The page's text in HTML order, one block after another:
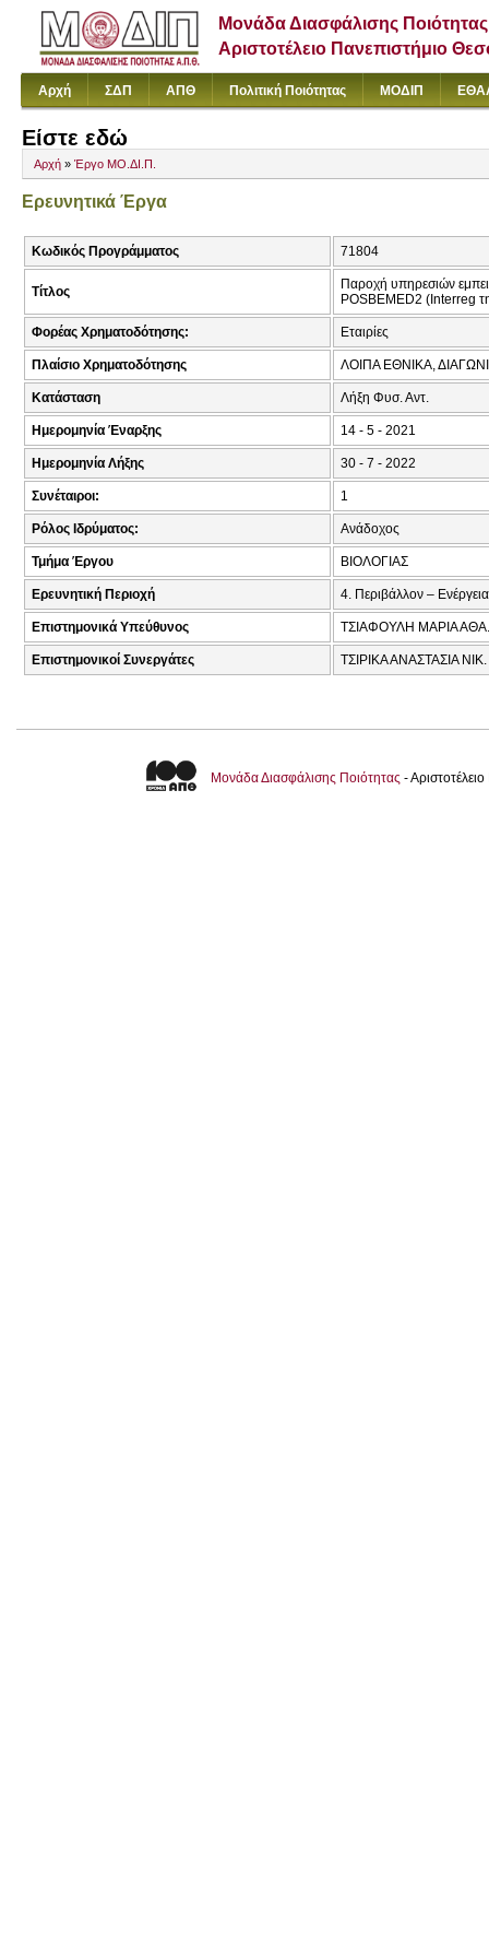
Μονάδα Διασφάλισης Ποιότητας
Αριστοτέλειο Πανεπιστήμιο
Αρχή ΣΔΠ ΑΠΘ Πολιτική Ποιότητας ΜΟΔΙΠ
Είστε εδώ
Αρχή » Έργο ΜΟ.ΔΙ.Π.
Ερευνητικά Έργα
Κωδικός Προγράμματος 71804
Τίτλος
Παροχή υπηρεσιών
POSBEMED2 (Interreg
Φορέας Χρηματοδότησης: Εταιρίες
Πλαίσιο Χρηματοδότησης ΛΟΙΠΑ ΕΘΝΙΚΑ,
Κατάσταση Λήξη Φυσ. Αντ.
Ημερομηνία Έναρξης 14 - 5 - 2021
Ημερομηνία Λήξης 30 - 7 - 2022
Συνέταιροι: 1
Ρόλος Ιδρύματος: Ανάδοχος
Τμήμα Έργου ΒΙΟΛΟΓΙΑΣ
Ερευνητική Περιοχή 4. Περιβάλλον – Ενέργεια
Επιστημονικά Υπεύθυνος ΤΣΙΑΦΟΥΛΗ ΜΑΡΙΑ ΑΘΑ.
Επιστημονικοί Συνεργάτες ΤΣΙΡΙΚΑ ΑΝΑΣΤΑΣΙΑ ΝΙΚ.
Μονάδα Διασφάλισης Ποιότητας -